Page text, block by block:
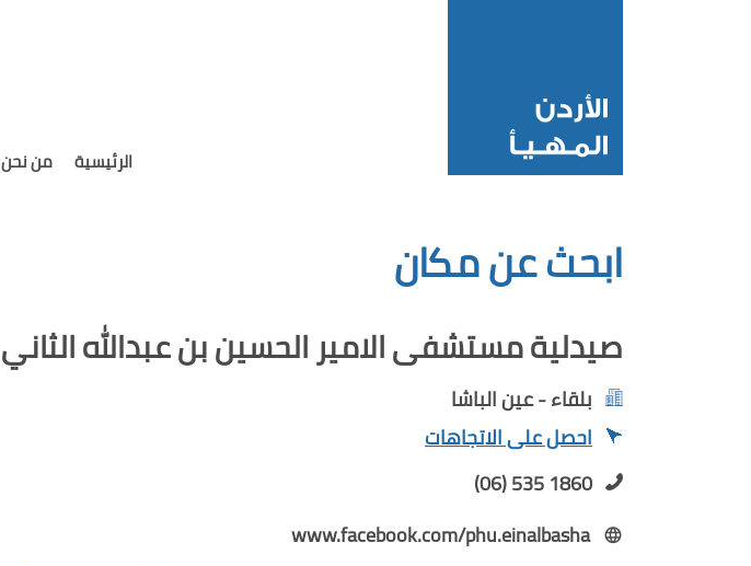
الرئيسية من نحن
ابحث عن مكان
صيدلية مستشفى الامير الحسين بن عبدالله الثاني
بلقاء - عين الباشا
احصل على الاتجاهات
(06) 535 1860
www.facebook.com/phu.einalbasha